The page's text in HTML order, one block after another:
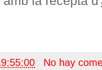
No hay